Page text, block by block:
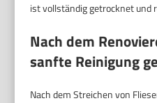
ist vollständig getrocknet und
Nach dem
sanfte Reinigung
Nach dem Streichen von